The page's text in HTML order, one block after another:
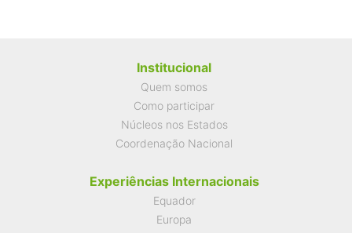
Institucional
Quem somos
Como participar
Núcleos nos Estados
Coordenação Nacional
Experiências Internacionais
Equador
Europa